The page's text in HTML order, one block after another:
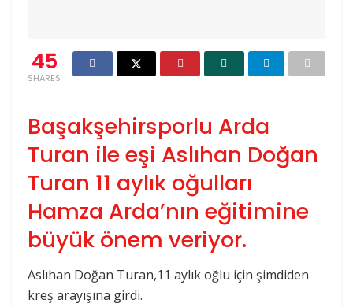
45
SHARES
Başakşehirsporlu Arda
Turan ile eşi Aslıhan Doğan
Turan 11 aylık oğulları
Hamza Arda’nın eğitimine
büyük önem veriyor.
Aslıhan Doğan Turan,11 aylık oğlu için şimdiden
kreş arayışına girdi.